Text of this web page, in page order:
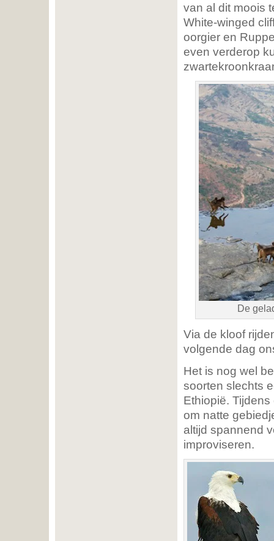
van al dit moois
White-winged
oorgier en
even verderop
De
Via de kloof
volgende dag
Het is nog wel
soorten slechts
Ethiopië.
om natte
altijd spannend
improviseren.